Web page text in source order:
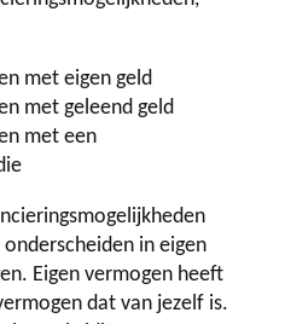
met eigen geld
met geleend geld
met een
in eigen
Eigen vermogen heeft
dat van jezelf is.